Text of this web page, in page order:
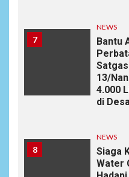
7
NEWS
Bantu
13/
4.000
di
8
NEWS
Siaga
Water